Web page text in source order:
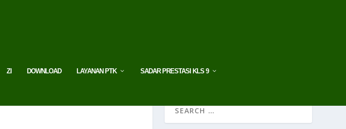
ZI DOWNLOAD LAYANAN PTK SADAR PRESTASI KLS 9